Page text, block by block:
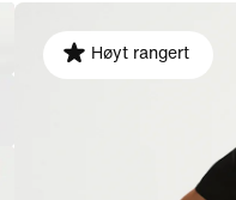
Høyt rangert